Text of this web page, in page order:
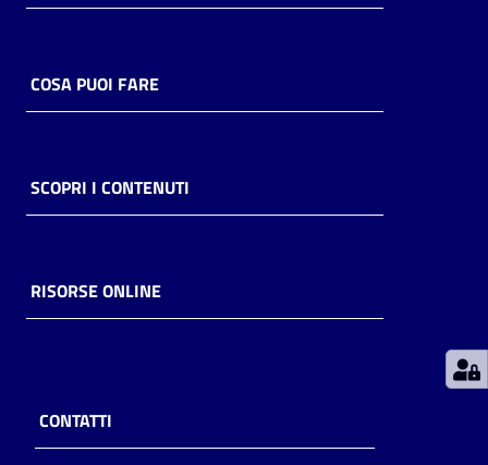
Piani
Decentrate
COSA PUOI FARE
SCOPRI I CONTENUTI
RISORSE ONLINE
CONTATTI